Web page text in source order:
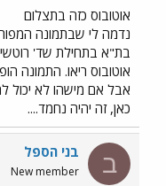
אוטובוס כזה בתצלום
נדמה לי שבתמונה
בת"א בתחילת שד'
אוטובוס ריאו. התמונה
אבל אם מישהו לא יכול
כאן, זה יהיה נחמד....
ב בני הספל
New member